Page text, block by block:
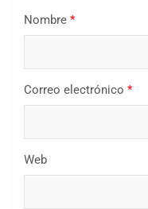
Nombre *
Correo electrónico *
Web